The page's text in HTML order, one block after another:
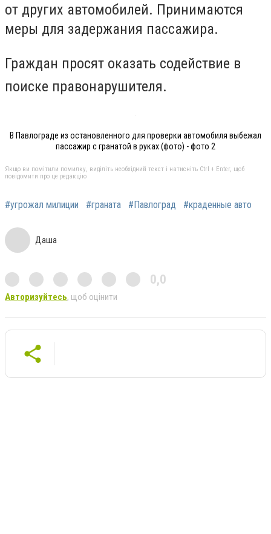
от других автомобилей. Принимаются
меры для задержания пассажира.
Граждан просят оказать содействие в
поиске правонарушителя.
В Павлограде из остановленного для проверки автомобиля выбежал
пассажир с гранатой в руках (фото) - фото 2
Якщо ви помітили помилку, виділіть необхідний текст і натисніть Ctrl + Enter, щоб
повідомити про це редакцію
#угрожал милиции #граната #Павлоград #краденные авто
Даша
0,0
Авторизуйтесь, щоб оцінити